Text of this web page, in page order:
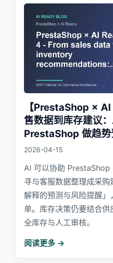
【PrestaShop ×
售数据到库存建议
PrestaShop 做趋势
2026-04-15
AI 可以协助 PrestaShop
寻与客服数据整理成采
解释的预测与风险提醒
单。库存决策仍要结合
全库存与人工审核。
阅读更多 →